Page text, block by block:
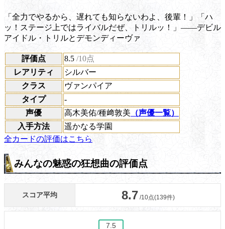
「全力でやるから、遅れても知らないわよ、後輩！」「ハ
ッ！ステージ上ではライバルだぜ、トリルッ！」――デビル
アイドル・トリルとデモンディーヴァ
評価点 8.5 /10点
レアリティ
シルバー
クラス
ヴァンパイア
タイプ
-
声優
高木美佑/種﨑敦美 （声優一覧）
入手方法
遥かなる学園
全カードの評価はこちら
みんなの魅惑の狂想曲の評価点